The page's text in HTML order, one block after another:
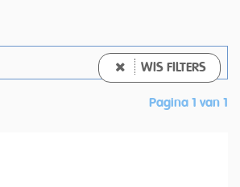
WIS FILTERS
Pagina 1 van 1